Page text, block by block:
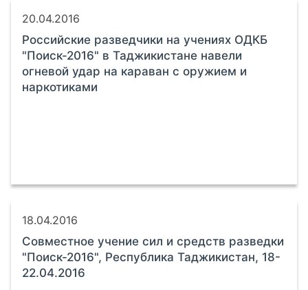
20.04.2016
Российские разведчики на учениях ОДКБ
"Поиск-2016" в Таджикистане навели
огневой удар на караван с оружием и
наркотиками
18.04.2016
Совместное учение сил и средств разведки
"Поиск-2016", Республика Таджикистан, 18-
22.04.2016